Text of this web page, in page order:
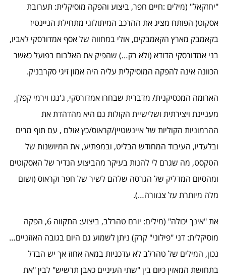
"יחזקאל" (מילים :חיים חפר, ביצוע והפקה מוסיקלית: תערובת
אסקוט( הפותח מציג את ההרכב המיתולוגי מתחילת הניינטיז
בקאמבק מארץ הקאמבקים, אולי במחווה של אסף אמדורסקי לאביו,
בני אמדורסקי הדודא (ולא רק…) שהפיק את האלבום בפועל כאשר
הכוונה אינה להפקה המוסיקלית עליה היה אמון זיגי סקרבניק.
הארומה המכסיקנית/ מדברית שבחרו אמדורסקי, ג'נגו וירמי קפלן,
מעניינת ויצירתית ושלישיית הקולות גם היא מהדהדת את
ההרמוניות הקוליות של איינשטיין/קראוס/כץ אולם , עם תוף מרים
ובלעדיו, העיבוד המחודש הבליט, ובמפתיע, את המיושנות של
הטקסט, מה שגרם לי להנות בעיקר מהביצוע הנדיר של האסקוטים
ומהסיום המדליק של הגרסה שלהם לשיר של חפר וקראוס (ושום
מלה מיותרת על צנזורה…).
את "אינך יכולה" (מילים: יורם טהרלב, ביצוע: התקווה 6, הפקה
מוסיקלית: דני "פילוני" קרק) ניתן לשמוע גם היום בגובה האוזניים…
נכון, המילים של טהרלב לא עדכניות במאה אחוז אך יש הבדל
בתחושת המאזין כיום בין "שתי העיניים כאבן תרשיש" לבין "את